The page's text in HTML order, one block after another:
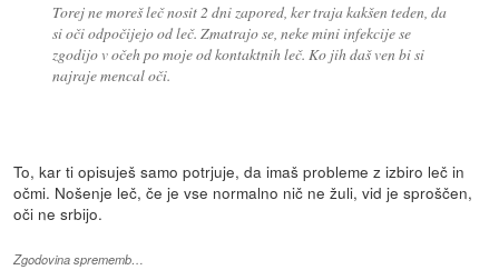
Torej ne moreš leč nosit 2 dni zapored, ker traja kakšen teden, da
si oči odpočijejo od leč. Zmatrajo se, neke mini infekcije se
zgodijo v očeh po moje od kontaktnih leč. Ko jih daš ven bi si
najraje mencal oči.
To, kar ti opisuješ samo potrjuje, da imaš probleme z izbiro leč in
očmi. Nošenje leč, če je vse normalno nič ne žuli, vid je sproščen,
oči ne srbijo.
Zgodovina sprememb…